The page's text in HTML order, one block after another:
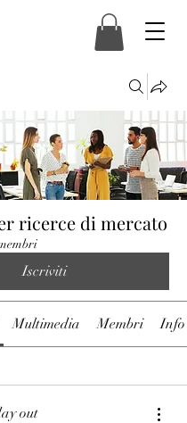
ricerce di mercato
Iscriviti
Multimedia Membri Info
out